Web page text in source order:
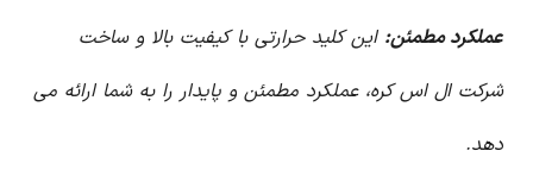
عملکرد مطمئن: این کلید حرارتی با کیفیت بالا و ساخت
شرکت ال اس کره، عملکرد مطمئن و پایدار را به شما ارائه می
دهد.